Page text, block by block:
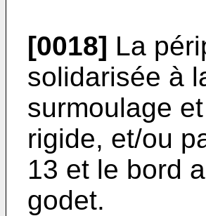
[0018] La
solidarisée à
surmoulage
rigide, et/ou
13 et le bord
godet.